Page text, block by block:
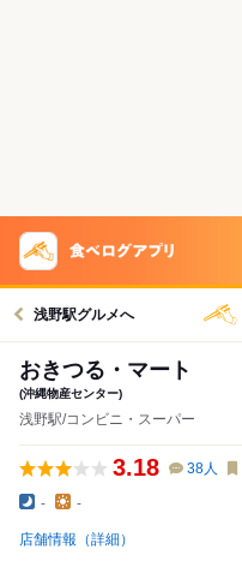
浅野駅グルメへ
おきつる・マート
(沖縄物産センター)
浅野駅/コンビニ・スーパー
3.18 38人
- -
店舗情報（詳細）